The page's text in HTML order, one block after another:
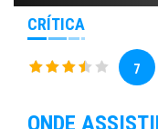
CRÍTICA
7
ONDE